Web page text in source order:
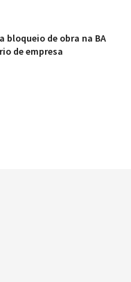
de obra na BA
de empresa